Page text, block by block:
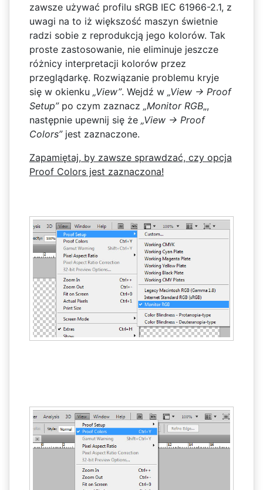
zawsze używać profilu sRGB IEC 61966-2.1, z
uwagi na to iż większość maszyn świetnie
radzi sobie z reprodukcją jego kolorów. Tak
proste zastosowanie, nie eliminuje jeszcze
różnicy interpretacji kolorów przez
przeglądarkę. Rozwiązanie problemu kryje
się w okienku „View”. Wejdź w „View -> Proof
Setup”po czym zaznacz „Monitor RGB„,
następnie upewnij się że „View -> Proof
Colors”jest zaznaczone.
Zapamiętaj, by zawsze sprawdzać, czy opcja
Proof Colors jest zaznaczona!